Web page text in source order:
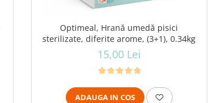
Optimeal, Hrană umedă pisici
sterilizate, diferite arome, (3+1), 0.34kg
15,00 Lei
ADAUGA IN COS